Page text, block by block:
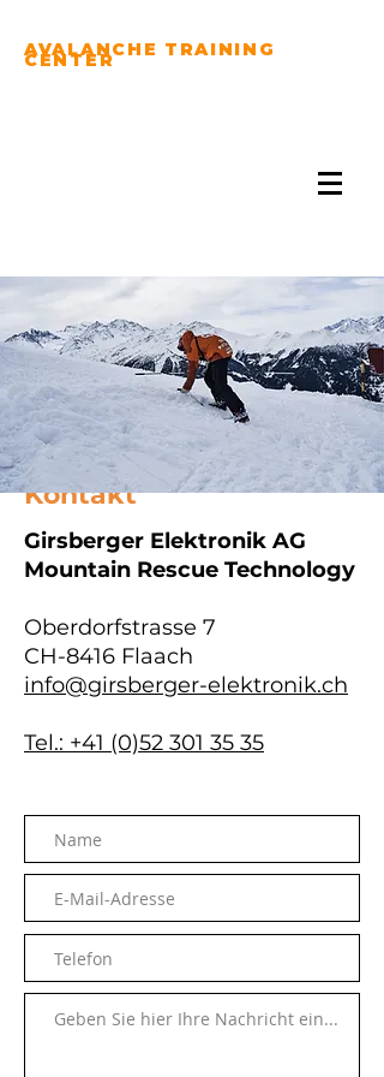
AVALANCHE TRAINING
CENTER
Kontakt
Girsberger Elektronik AG
Mountain Rescue Technology
Oberdorfstrasse 7
CH-8416 Flaach
info@girsberger-elektronik.ch
Tel.: +41 (0)52 301 35 35